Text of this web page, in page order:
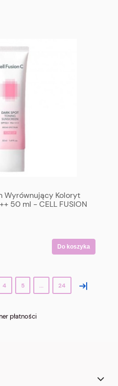
Wyrównujący Koloryt
50 ml - CELL FUSION
Do koszyka
4 5 ... 24 »